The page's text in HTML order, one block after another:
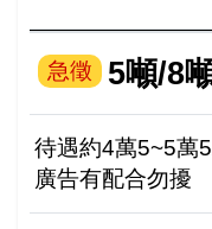
急徵 5噸/8
待遇約4萬5~5萬
廣告有配合勿擾